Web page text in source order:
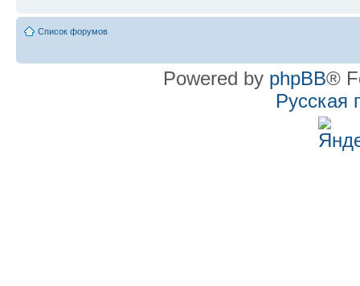
Список форумов
Powered by phpBB®
Русская